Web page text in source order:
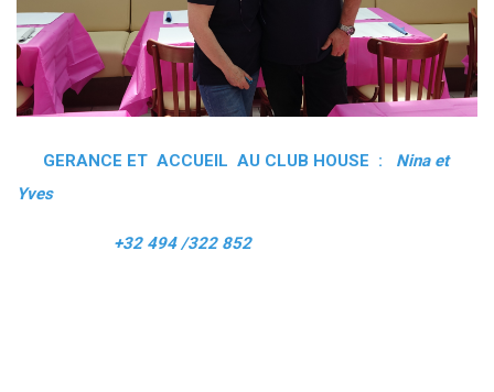
GERANCE ET ACCUEIL AU CLUB HOUSE :
Nina et
Yves
+32 494 /322 852